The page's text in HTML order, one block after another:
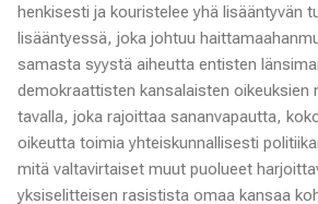
henkisesti ja kouristelee yhä lisääntyvän
lisääntyessä, joka johtuu
samasta syystä aiheutta entisten
demokraattisten kansalaisten oikeuksien
tavalla, joka rajoittaa sananvapautta,
oikeutta toimia yhteiskunnallisesti
mitä valtavirtaiset muut puolueet
yksiselitteisen rasistista omaa kansaa